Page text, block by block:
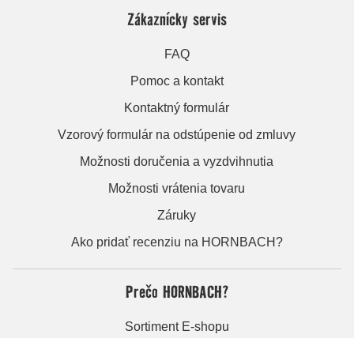
Zákaznícky servis
FAQ
Pomoc a kontakt
Kontaktný formulár
Vzorový formulár na odstúpenie od zmluvy
Možnosti doručenia a vyzdvihnutia
Možnosti vrátenia tovaru
Záruky
Ako pridať recenziu na HORNBACH?
Prečo HORNBACH?
Sortiment E-shopu